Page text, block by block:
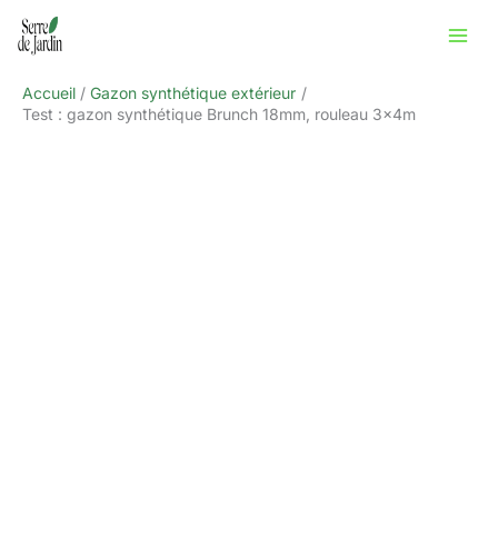
Accueil
Gazon synthétique extérieur
Test : gazon synthétique Brunch 18mm, rouleau 3x4m
Rechercher